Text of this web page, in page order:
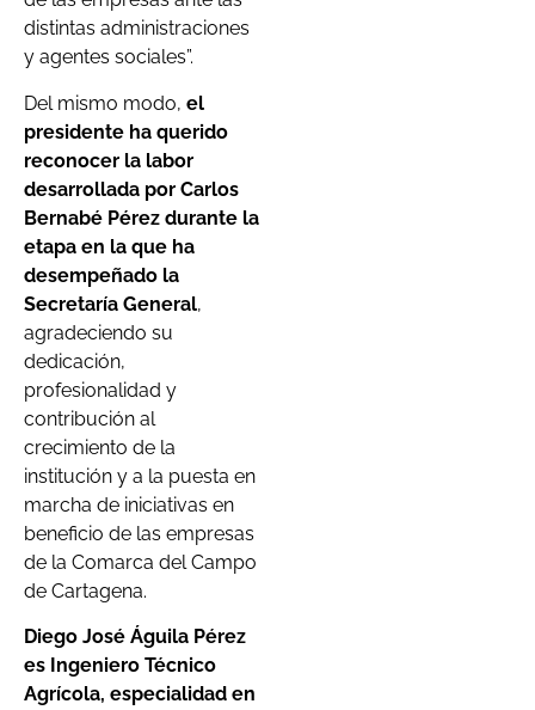
distintas administraciones
y agentes sociales”.
Del mismo modo, el
presidente ha querido
reconocer la labor
desarrollada por Carlos
Bernabé Pérez durante la
etapa en la que ha
desempeñado la
Secretaría General,
agradeciendo su
dedicación,
profesionalidad y
contribución al
crecimiento de la
institución y a la puesta en
marcha de iniciativas en
beneficio de las empresas
de la Comarca del Campo
de Cartagena.
Diego José Águila Pérez
es Ingeniero Técnico
Agrícola, especialidad en